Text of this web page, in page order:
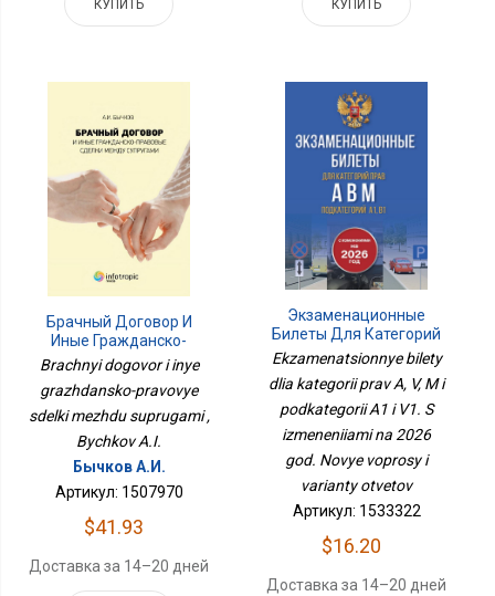
КУПИТЬ КУПИТЬ
Брачный Договор И
Иные Гражданско-
Правовые Сделки
Между Супругами
Brachnyi dogovor i inye
grazhdansko-pravovye
sdelki mezhdu suprugami ,
Bychkov A.I.
Бычков А.И.
Артикул: 1507970
$41.93
Доставка за 14–20 дней
Экзаменационные
Билеты Для Категорий
Прав А, В, М И
Подкатегорий А1 И В1. С
Изменениями На 2026
Год. Новые Вопросы И
Варианты Ответов
Ekzamenatsionnye bilety
dlia kategorii prav A, V, M i
podkategorii A1 i V1. S
izmeneniiami na 2026
god. Novye voprosy i
varianty otvetov
Артикул: 1533322
$16.20
Доставка за 14–20 дней